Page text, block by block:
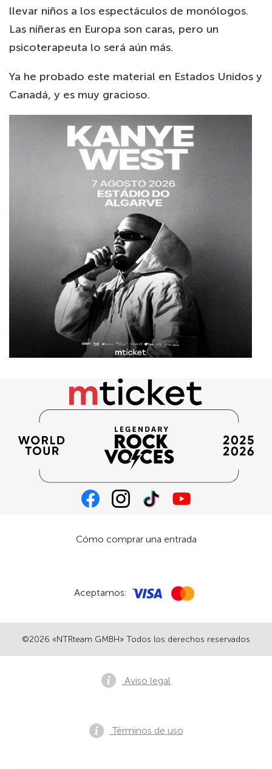
llevar niños a los espectáculos de monólogos.
Las niñeras en Europa son caras, pero un
psicoterapeuta lo será aún más.
Ya he probado este material en Estados Unidos y
Canadá, y es muy gracioso.
©2026 «NTRteam GMBH» Todos los derechos reservados
Cómo comprar una entrada
Aceptamos:
Aviso legal
Términos de uso